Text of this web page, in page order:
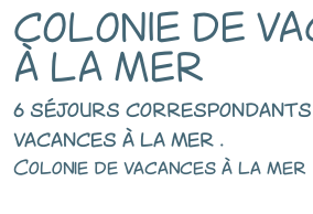
COLONIE DE
À LA MER
6 séjours correspondants
vacances à la mer .
Colonie de vacances à la mer